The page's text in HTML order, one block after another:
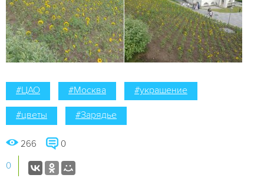
#ЦАО #Москва #украшение
#цветы #Зарядье
266 0
0